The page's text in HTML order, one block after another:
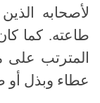
لأصحابه
طاعته. كما
المترتب على
عطاء وبذل أو